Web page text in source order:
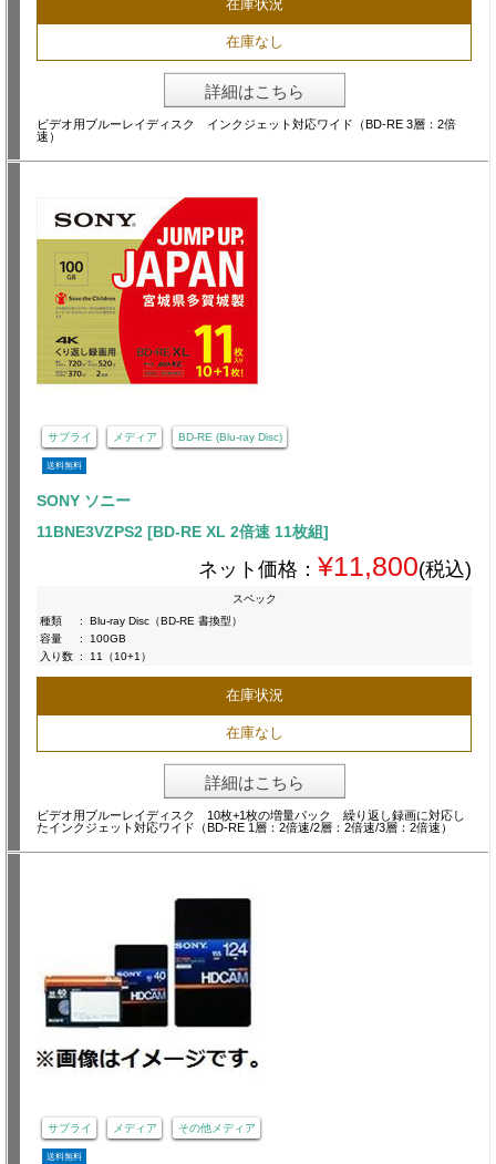
在庫状況
在庫なし
詳細はこちら
ビデオ用ブルーレイディスク インクジェット対応ワイド（BD-RE 3層：2倍
速）
サプライ メディア BD-RE (Blu-ray Disc)
送料無料
SONY ソニー
11BNE3VZPS2 [BD-RE XL 2倍速 11枚組]
ネット価格： ¥11,800(税込)
スペック
種類
:
Blu-ray Disc（BD-RE 書換型）
容量
:
100GB
入り数 : 11（10+1）
在庫状況
在庫なし
詳細はこちら
ビデオ用ブルーレイディスク 10枚+1枚の増量パック 繰り返し録画に対応し
たインクジェット対応ワイド（BD-RE 1層：2倍速/2層：2倍速/3層：2倍速）
サプライ メディア その他メディア
送料無料